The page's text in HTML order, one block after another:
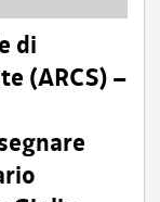
di
(ARCS) –